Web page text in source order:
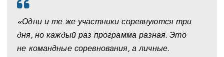
«Одни и те же участники соревнуются три
дня, но каждый раз программа разная. Это
не командные соревнования, а личные.